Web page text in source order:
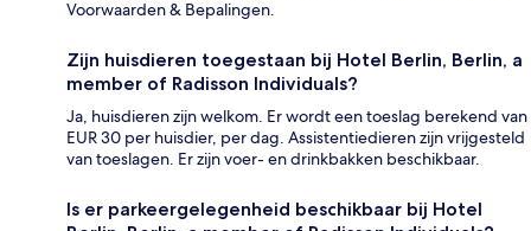
Voorwaarden & Bepalingen.
Zijn huisdieren toegestaan bij Hotel Berlin, Berlin, a
member of Radisson Individuals?
Ja, huisdieren zijn welkom. Er wordt een toeslag berekend van
EUR 30 per huisdier, per dag. Assistentiedieren zijn vrijgesteld
van toeslagen. Er zijn voer- en drinkbakken beschikbaar.
Is er parkeergelegenheid beschikbaar bij Hotel